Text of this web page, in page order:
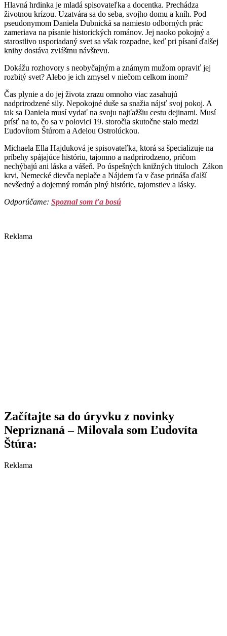
Hlavná hrdinka je mladá spisovateľka a docentka. Prechádza
životnou krízou. Uzatvára sa do seba, svojho domu a kníh. Pod
pseudonymom Daniela Dubnická sa namiesto odborných prác
zameriava na písanie historických románov. Jej naoko pokojný a
starostlivo usporiadaný svet sa však rozpadne, keď pri písaní ďalšej
knihy dostáva zvláštnu návštevu.
Dokážu rozhovory s neobyčajným a známym mužom opraviť jej
rozbitý svet? Alebo je ich zmysel v niečom celkom inom?
Čas plynie a do jej života zrazu omnoho viac zasahujú
nadprirodzené sily. Nepokojné duše sa snažia nájsť svoj pokoj. A
tak sa Daniela musí vydať na svoju najťažšiu cestu dejinami. Musí
prísť na to, čo sa v polovici 19. storočia skutočne stalo medzi
Ľudovítom Štúrom a Adelou Ostrolúckou.
Michaela Ella Hajduková je spisovateľka, ktorá sa špecializuje na
príbehy spájajúce históriu, tajomno a nadprirodzeno, pričom
nechýbajú ani láska a vášeň. Po úspešných knižných tituloch Zákon
krvi, Nemecké dievča neplače a Nájdem ťa v čase prináša ďalší
nevšedný a dojemný román plný histórie, tajomstiev a lásky.
Odporúčame: Spoznal som ťa bosú
Reklama
Začítajte sa do úryvku z novinky
Nepriznaná – Milovala som Ľudovíta
Štúra:
Reklama